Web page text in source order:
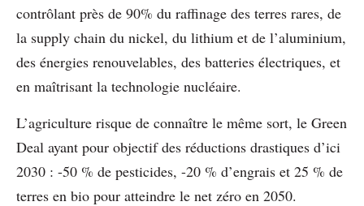
contrôlant près de 90% du raffinage des terres rares, de
la supply chain du nickel, du lithium et de l’aluminium,
des énergies renouvelables, des batteries électriques, et
en maîtrisant la technologie nucléaire.
L’agriculture risque de connaître le même sort, le Green
Deal ayant pour objectif des réductions drastiques d’ici
2030 : -50 % de pesticides, -20 % d’engrais et 25 % de
terres en bio pour atteindre le net zéro en 2050.